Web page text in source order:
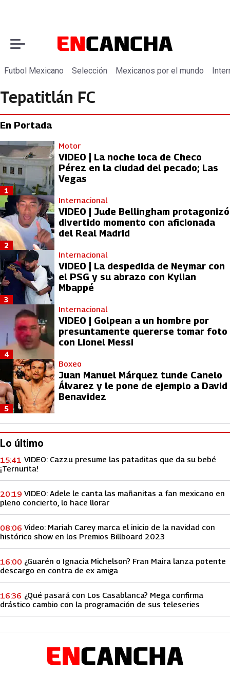
Futbol Mexicano Selección Mexicanos por el mundo
Tepatitlán FC
En Portada
Motor
VIDEO | La noche loca de Checo
Pérez en la ciudad del pecado; Las
Vegas
1
Internacional
VIDEO | Jude Bellingham protagonizó
divertido momento con aficionada
del Real Madrid
2
Internacional
VIDEO | La despedida de Neymar con
el PSG y su abrazo con Kylian
Mbappé
3
Internacional
VIDEO | Golpean a un hombre por
presuntamente quererse tomar foto
con Lionel Messi
4
Boxeo
Juan Manuel Márquez tunde Canelo
Álvarez y le pone de ejemplo a David
Benavidez
5
Lo último
VIDEO: Cazzu presume las pataditas que da su bebé
¡Ternurita!
15:41
VIDEO: Adele le canta las mañanitas a fan mexicano en
pleno concierto, lo hace llorar
20:19
Video: Mariah Carey marca el inicio de la navidad con
histórico show en los Premios Billboard 2023
08:06
¿Guarén o Ignacia Michelson? Fran Maira lanza potente
descargo en contra de ex amiga
16:00
¿Qué pasará con Los Casablanca? Mega confirma
drástico cambio con la programación de sus teleseries
16:36